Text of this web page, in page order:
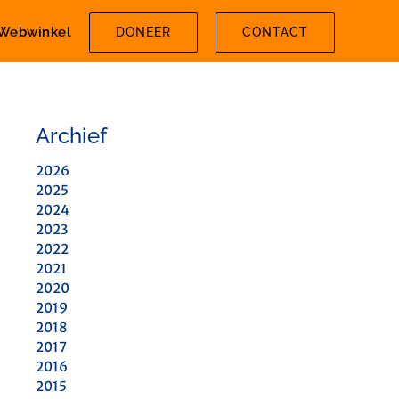
DONEER CONTACT
Archief
2026
2025
2024
2023
2022
2021
2020
2019
2018
2017
2016
2015